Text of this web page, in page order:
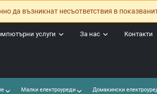
да възникнат несъответствия в
Контакти
За нас
услуги
Малки електроуреди Домакински